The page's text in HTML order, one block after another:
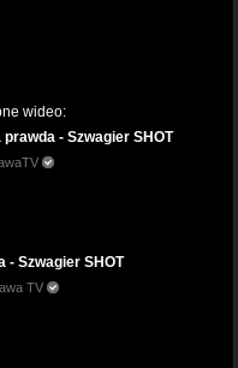
wideo:
prawda - Szwagier SHOT
- Szwagier SHOT
TV